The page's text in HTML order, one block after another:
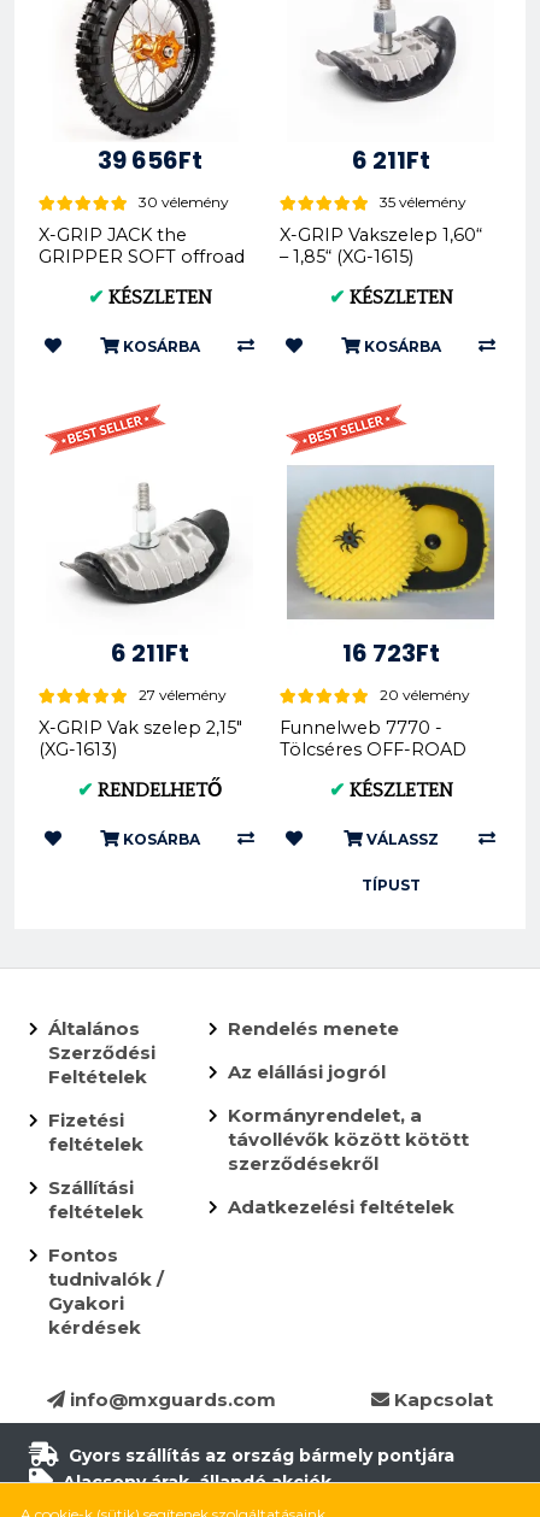
39 656Ft
30 vélemény
X-GRIP JACK the
GRIPPER SOFT offroad
XG-2103
✔ KÉSZLETEN
KOSÁRBA
6 211Ft
35 vélemény
X-GRIP Vakszelep 1,60“
– 1,85“ (XG-1615)
✔ KÉSZLETEN
KOSÁRBA
6 211Ft
27 vélemény
X-GRIP Vak szelep 2,15"
(XG-1613)
✔ RENDELHETŐ
KOSÁRBA
16 723Ft
20 vélemény
Funnelweb 7770 -
Tölcséres OFF-ROAD
Husqvarna...
✔ KÉSZLETEN
VÁLASSZ
TÍPUST
Általános
Szerződési
Feltételek
Fizetési
feltételek
Szállítási
feltételek
Fontos
tudnivalók /
Gyakori
kérdések
Rendelés menete
Az elállási jogról
Kormányrendelet, a
távollévők között kötött
szerződésekről
Adatkezelési feltételek
info@mxguards.com Kapcsolat
Gyors szállítás az ország bármely pontjára
Alacsony árak, állandó akciók
Több, mint 10.000 termék